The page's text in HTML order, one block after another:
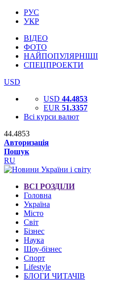
РУС
УКР
ВІДЕО
ФОТО
НАЙПОПУЛЯРНІШІ
СПЕЦПРОЕКТИ
USD
USD 44.4853
EUR 51.3357
Всі курси валют
44.4853
Авторизація
Пошук
RU
ВСІ РОЗДІЛИ
Головна
Україна
Місто
Світ
Бізнес
Наука
Шоу-бізнес
Спорт
Lifestyle
БЛОГИ ЧИТАЧІВ